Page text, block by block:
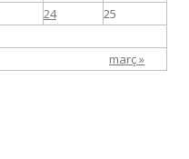
març »
24
25